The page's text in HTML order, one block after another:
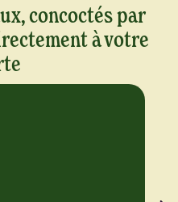
concoctés par
à votre